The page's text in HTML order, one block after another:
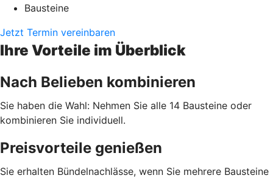
Bausteine
Jetzt Termin vereinbaren
Ihre Vorteile im Überblick
Nach Belieben kombinieren
Sie haben die Wahl: Nehmen Sie alle 14 Bausteine oder
kombinieren Sie individuell.
Preisvorteile genießen
Sie erhalten Bündelnachlässe, wenn Sie mehrere Bausteine